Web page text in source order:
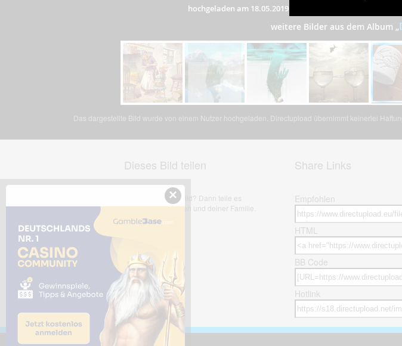
hochgeladen am 18.05.2019
weitere Bilder aus dem Album „
Das dargestellte Bild wurde von einem Nutzer hochgeladen. Directupload übernimmt keinerlei
Dieses Bild teilen
Dir gefällt dieses Bild? Dann teile es
mit deinen Freunden und deiner Familie.
Share Links
Empfohlen
HTML
BB Code
Hotlink
×